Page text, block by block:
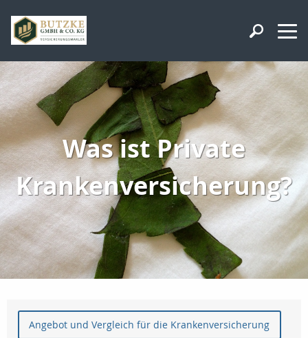
Was ist Private
Krankenversicherung?
Angebot und Vergleich für die Krankenversicherung